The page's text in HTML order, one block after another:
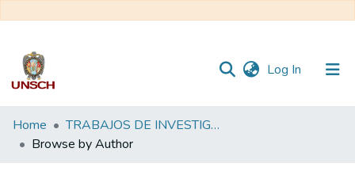
Log In (current)
Communities
&
Home
TRABAJOS DE INVESTIGACIÓN
Browse by Author